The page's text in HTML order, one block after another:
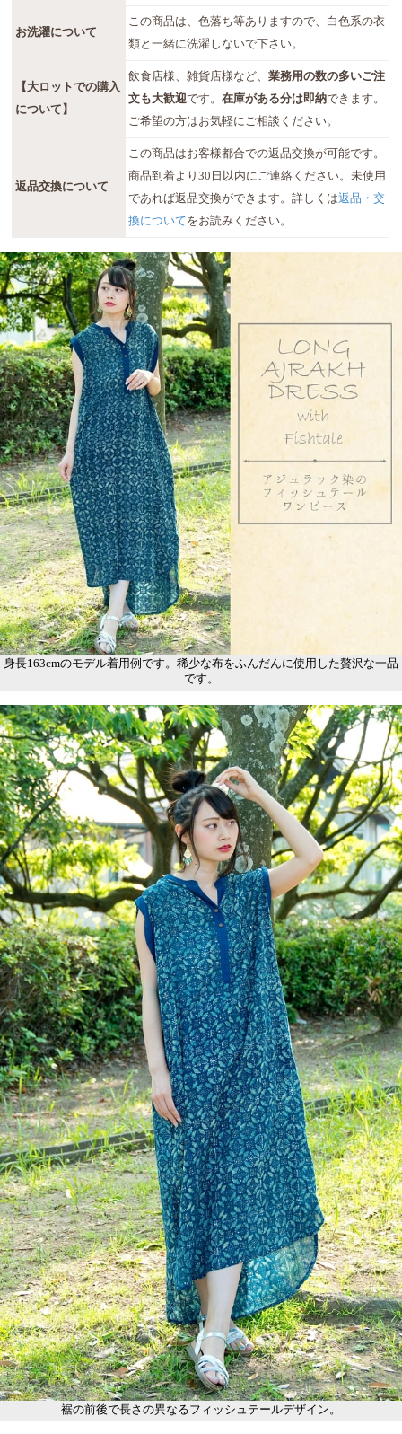
お洗濯について
この商品は、色落ち等ありますので、白色系の衣
類と一緒に洗濯しないで下さい。
【大ロットでの購入
について】
飲食店様、雑貨店様など、業務用の数の多いご注
文も大歓迎です。在庫がある分は即納できます。
ご希望の方はお気軽にご相談ください。
返品交換について
この商品はお客様都合での返品交換が可能です。
商品到着より30日以内にご連絡ください。未使用
であれば返品交換ができます。詳しくは返品・交
換についてをお読みください。
身長163cmのモデル着用例です。稀少な布をふんだんに使用した贅沢な一品
です。
裾の前後で長さの異なるフィッシュテールデザイン。